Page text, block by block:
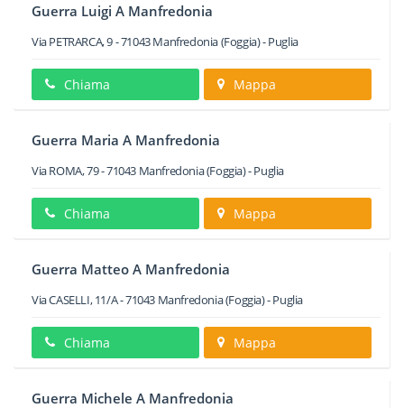
Guerra Luigi A Manfredonia
Via PETRARCA, 9-71043Manfredonia(Foggia) -Puglia
Chiama Mappa
Guerra Maria A Manfredonia
Via ROMA, 79-71043 Manfredonia(Foggia) -Puglia
Chiama Mappa
Guerra Matteo A Manfredonia
Via CASELLI, 11/A-71043 Manfredonia(Foggia) -Puglia
Chiama Mappa
Guerra Michele A Manfredonia